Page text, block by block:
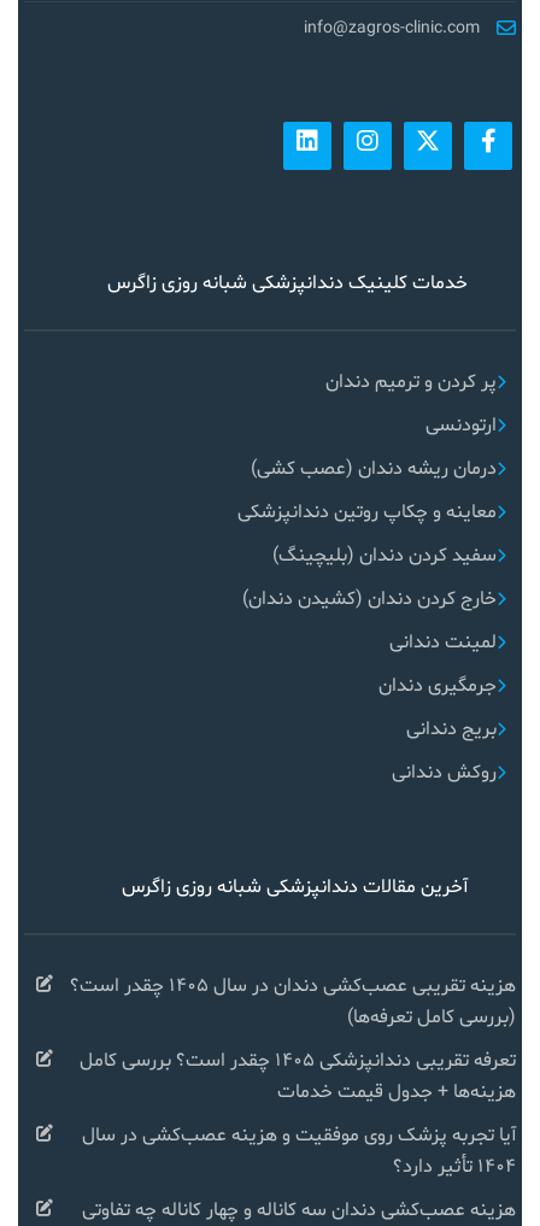
info@zagros-clinic.com
خدمات کلینیک دندانپزشکی شبانه روزی زاگرس
پر کردن و ترمیم دندان
ارتودنسی
درمان ریشه دندان (عصب کشی)
معاینه و چکاپ روتین دندانپزشکی
سفید کردن دندان (بلیچینگ)
خارج کردن دندان (کشیدن دندان)
لمینت دندانی
جرمگیری دندان
بریج دندانی
روکش دندانی
آخرین مقالات دندانپزشکی شبانه روزی زاگرس
هزینه تقریبی عصب‌کشی دندان در سال ۱۴۰۵ چقدر است؟
(بررسی کامل تعرفه‌ها)
تعرفه تقریبی دندانپزشکی ۱۴۰۵ چقدر است؟ بررسی کامل
هزینه‌ها + جدول قیمت خدمات
آیا تجربه پزشک روی موفقیت و هزینه عصب‌کشی در سال
۱۴۰۴ تأثیر دارد؟
هزینه عصب‌کشی دندان سه کاناله و چهار کاناله چه تفاوتی